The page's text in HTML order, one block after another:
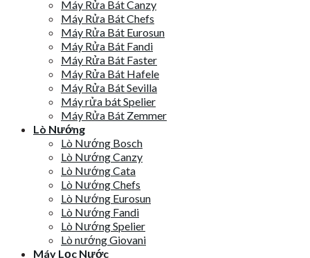
Máy Rửa Bát Canzy
Máy Rửa Bát Chefs
Máy Rửa Bát Eurosun
Máy Rửa Bát Fandi
Máy Rửa Bát Faster
Máy Rửa Bát Hafele
Máy Rửa Bát Sevilla
Máy rửa bát Spelier
Máy Rửa Bát Zemmer
Lò Nướng
Lò Nướng Bosch
Lò Nướng Canzy
Lò Nướng Cata
Lò Nướng Chefs
Lò Nướng Eurosun
Lò Nướng Fandi
Lò Nướng Spelier
Lò nướng Giovani
Máy Lọc Nước